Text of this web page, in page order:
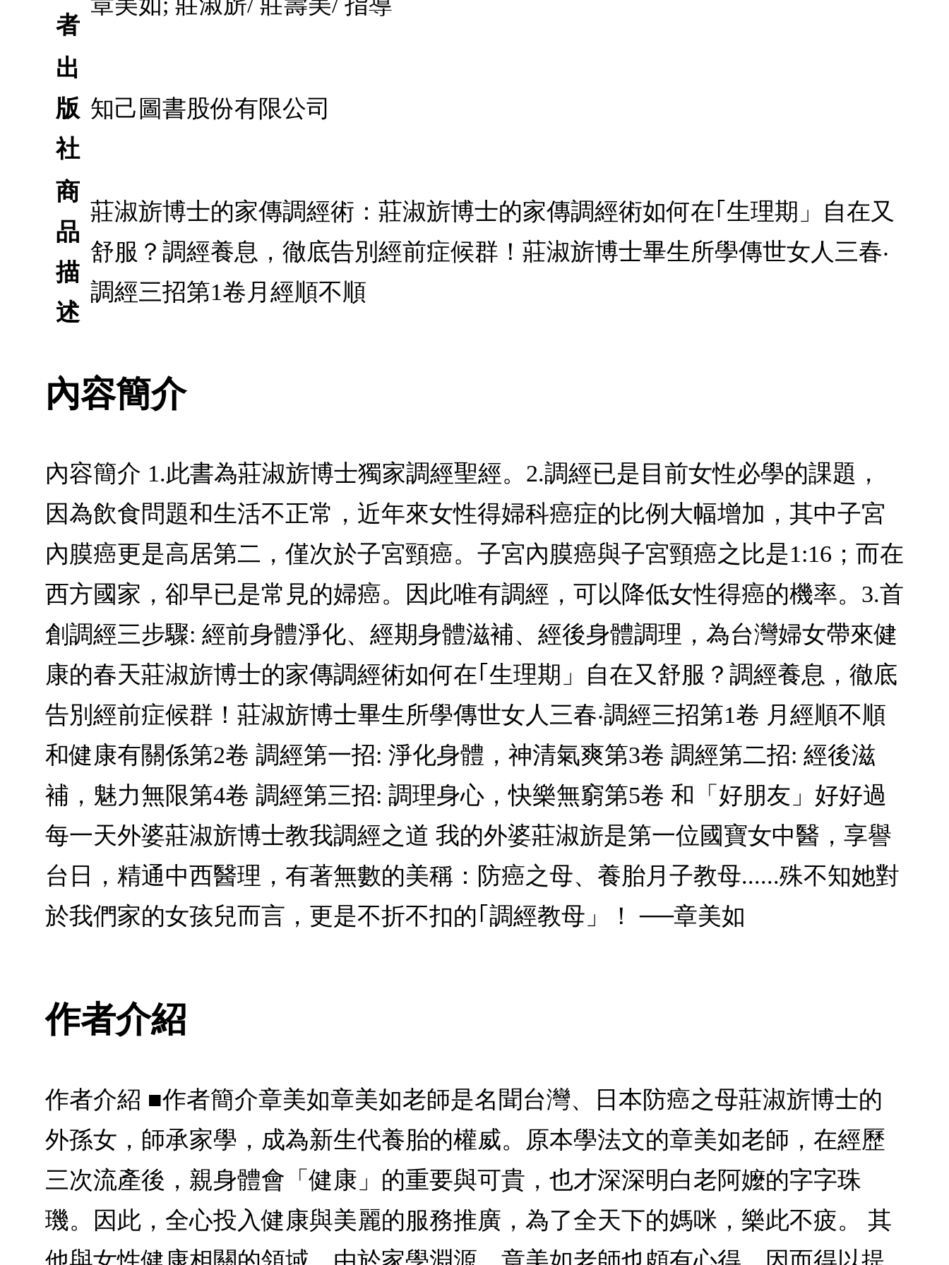
者
出
版
社
知己圖書股份有限公司
商
品
描
述
莊淑旂博士的家傳調經術：莊淑旂博士的家傳調經術如何在｢生理期」自在又
舒服？調經養息，徹底告別經前症候群！莊淑旂博士畢生所學傳世女人三春‧
調經三招第1卷月經順不順
內容簡介
內容簡介 1.此書為莊淑旂博士獨家調經聖經。2.調經已是目前女性必學的課題，
因為飲食問題和生活不正常，近年來女性得婦科癌症的比例大幅增加，其中子宮
內膜癌更是高居第二，僅次於子宮頸癌。子宮內膜癌與子宮頸癌之比是1:16；而在
西方國家，卻早已是常見的婦癌。因此唯有調經，可以降低女性得癌的機率。3.首
創調經三步驟: 經前身體淨化、經期身體滋補、經後身體調理，為台灣婦女帶來健
康的春天莊淑旂博士的家傳調經術如何在｢生理期」自在又舒服？調經養息，徹底
告別經前症候群！莊淑旂博士畢生所學傳世女人三春‧調經三招第1卷 月經順不順
和健康有關係第2卷 調經第一招: 淨化身體，神清氣爽第3卷 調經第二招: 經後滋
補，魅力無限第4卷 調經第三招: 調理身心，快樂無窮第5卷 和「好朋友」好好過
每一天外婆莊淑旂博士教我調經之道 我的外婆莊淑旂是第一位國寶女中醫，享譽
台日，精通中西醫理，有著無數的美稱：防癌之母、養胎月子教母......殊不知她對
於我們家的女孩兒而言，更是不折不扣的｢調經教母」！ ──章美如
作者介紹
作者介紹 ■作者簡介章美如章美如老師是名聞台灣、日本防癌之母莊淑旂博士的
外孫女，師承家學，成為新生代養胎的權威。原本學法文的章美如老師，在經歷
三次流產後，親身體會「健康」的重要與可貴，也才深深明白老阿嬤的字字珠
璣。因此，全心投入健康與美麗的服務推廣，為了全天下的媽咪，樂此不疲。 其